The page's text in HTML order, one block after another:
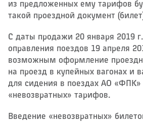
из предложенных ему тарифов
такой проездной документ
С даты продажи 20 января 2019
оправления поездов 19 апреля
возможным оформление
на проезд в купейных вагонах и
для сидения в поездах АО
«невозвратных» тарифов.
Введение «невозвратных»